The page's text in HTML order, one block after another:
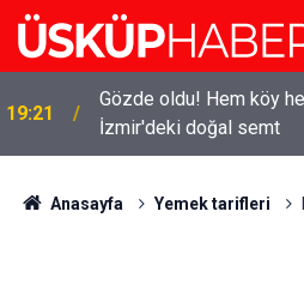
19:21
Gözde oldu! Hem köy
İzmir'deki doğal semt
Anasayfa Yemek tarifleri